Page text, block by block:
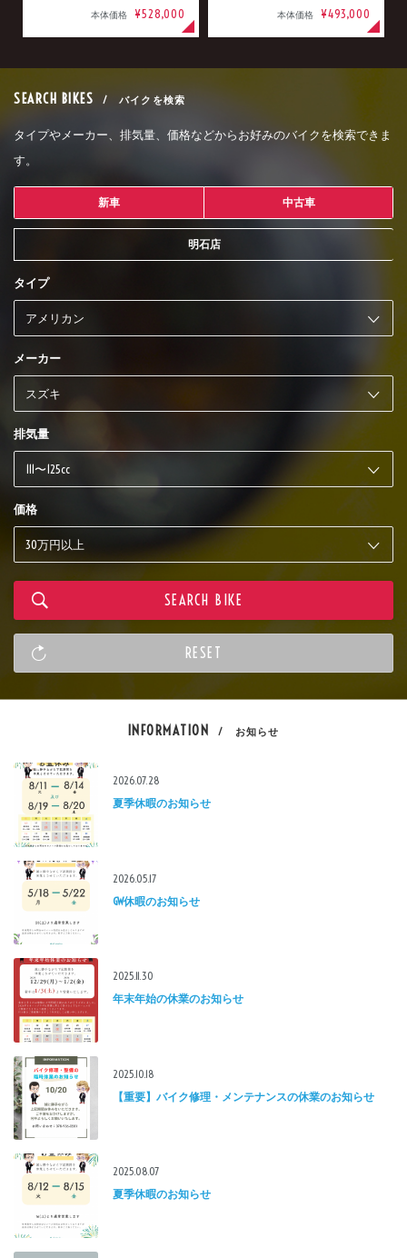
本体価格 ¥528,000 本体価格 ¥493,000
SEARCH BIKES / バイクを検索
タイプやメーカー、排気量、価格などからお好みのバイクを検索できま
す。
新車 中古車
明石店
タイプ
メーカー
排気量
価格
INFORMATION / お知らせ
2026.07.28
夏季休暇のお知らせ
2026.05.17
GW休暇のお知らせ
2025.11.30
年末年始の休業のお知らせ
2025.10.18
【重要】バイク修理・メンテナンスの休業のお知らせ
2025.08.07
夏季休暇のお知らせ